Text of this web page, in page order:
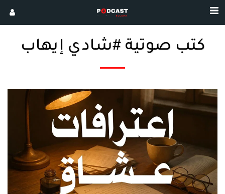
كتب صوتية #شادي إيهاب